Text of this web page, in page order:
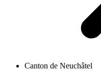
Canton de Neuchâtel